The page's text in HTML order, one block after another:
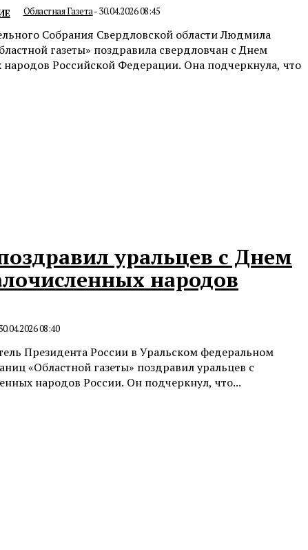
Областная Газета-30.04.2026 08:45
Собрания Свердловской области Людмила
газеты» поздравила свердловчан с Днем
Российской Федерации. Она подчеркнула, что
уральцев с Днем
народов
08:40
Президента России в Уральском федеральном
«Областной газеты» поздравил уральцев с
народов России. Он подчеркнул, что...